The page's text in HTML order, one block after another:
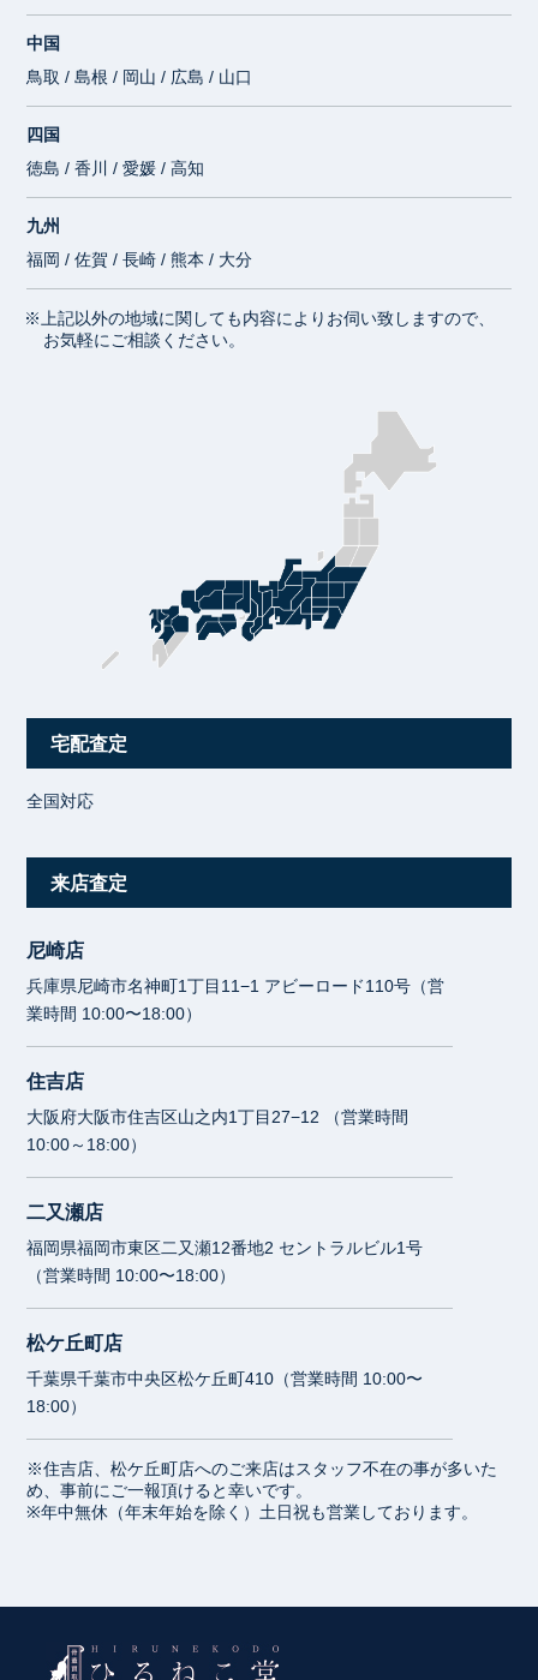
中国
鳥取 / 島根 / 岡山 / 広島 / 山口
四国
徳島 / 香川 / 愛媛 / 高知
九州
福岡 / 佐賀 / 長崎 / 熊本 / 大分
※上記以外の地域に関しても内容によりお伺い致しますので、
お気軽にご相談ください。
宅配査定
全国対応
来店査定
尼崎店
兵庫県尼崎市名神町1丁目11−1 アビーロード110号（営
業時間 10:00〜18:00）
住吉店
大阪府大阪市住吉区山之内1丁目27−12 （営業時間
10:00～18:00）
二又瀬店
福岡県福岡市東区二又瀬12番地2 セントラルビル1号
（営業時間 10:00〜18:00）
松ケ丘町店
千葉県千葉市中央区松ケ丘町410（営業時間 10:00〜
18:00）
※住吉店、松ケ丘町店へのご来店はスタッフ不在の事が多いた
め、事前にご一報頂けると幸いです。
※年中無休（年末年始を除く）土日祝も営業しております。